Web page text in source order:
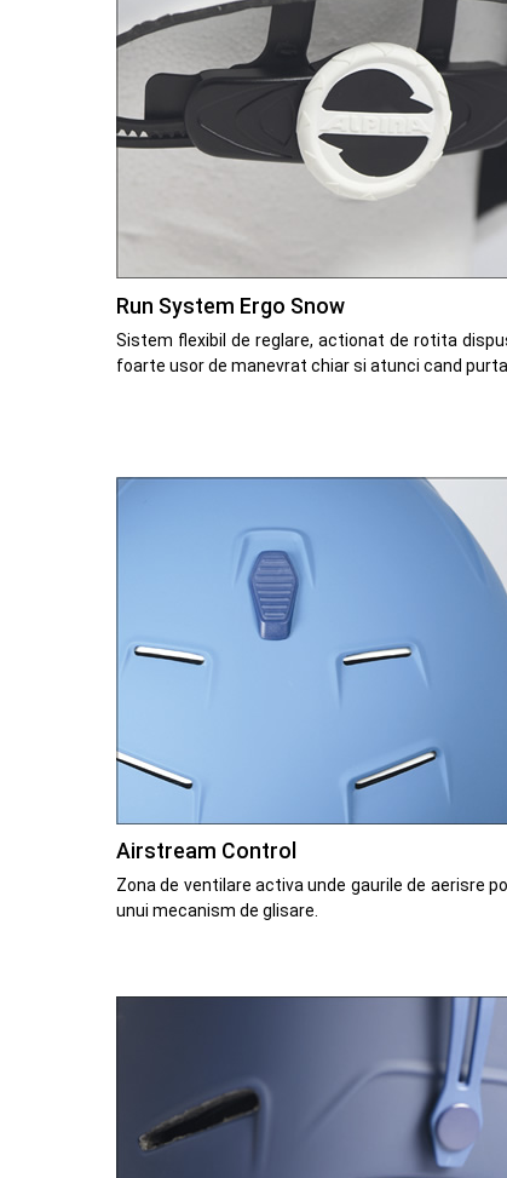
Run System Ergo Snow
Sistem flexibil de reglare, actionat de rotita
foarte usor de manevrat chiar si atunci cand
Airstream Control
Zona de ventilare activa unde gaurile de aerisre
unui mecanism de glisare.